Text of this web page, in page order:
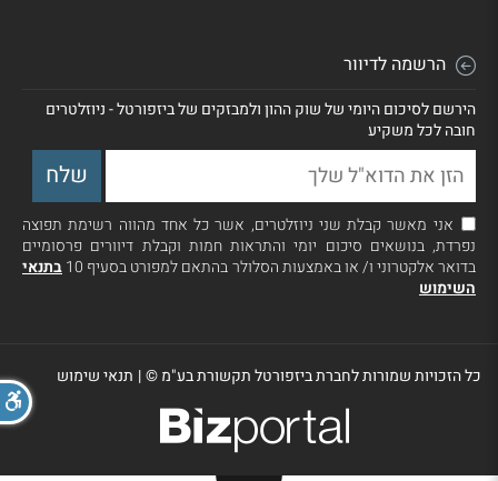
הרשמה לדיוור
הירשם לסיכום היומי של שוק ההון ולמבזקים של ביזפורטל - ניוזלטרים
חובה לכל משקיע
אני מאשר קבלת שני ניוזלטרים, אשר כל אחד מהווה רשימת תפוצה
נפרדת, בנושאים סיכום יומי והתראות חמות וקבלת דיוורים פרסומיים
בדואר אלקטרוני ו/ או באמצעות הסלולר בהתאם למפורט בסעיף 10
בתנאי
השימוש
כל הזכויות שמורות לחברת ביזפורטל תקשורת בע"מ ©| תנאי שימוש